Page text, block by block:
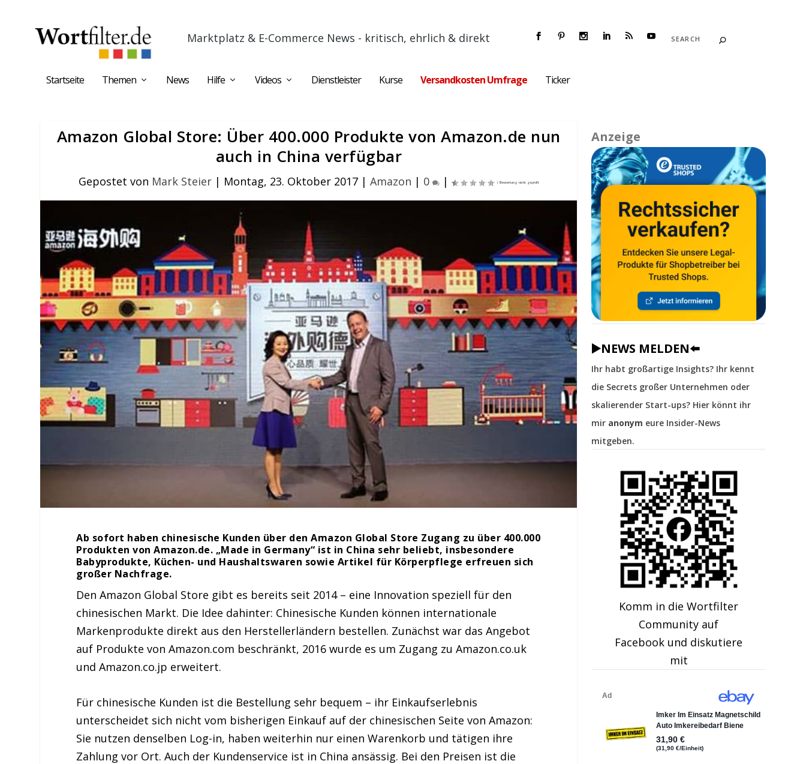
Marktplatz & E-Commerce News - kritisch, ehrlich & direkt
Startseite Themen News Hilfe Videos Dienstleister Kurse Versandkosten Umfrage Ticker
Amazon Global Store: Über 400.000 Produkte von Amazon.de nun
auch in China verfügbar
Gepostet von Mark Steier| Montag, 23. Oktober 2017| Amazon | 0 |
Ab sofort haben chinesische Kunden über den Amazon Global Store Zugang zu über 400.000
Produkten von Amazon.de. „Made in Germany“ ist in China sehr beliebt, insbesondere
Babyprodukte, Küchen- und Haushaltswaren sowie Artikel für Körperpflege erfreuen sich
großer Nachfrage.
Den Amazon Global Store gibt es bereits seit 2014 – eine Innovation speziell für den
chinesischen Markt. Die Idee dahinter: Chinesische Kunden können internationale
Markenprodukte direkt aus den Herstellerländern bestellen. Zunächst war das Angebot
auf Produkte von Amazon.com beschränkt, 2016 wurde es um Zugang zu Amazon.co.uk
und Amazon.co.jp erweitert.
Für chinesische Kunden ist die Bestellung sehr bequem – ihr Einkaufserlebnis
unterscheidet sich nicht vom bisherigen Einkauf auf der chinesischen Seite von Amazon:
Sie nutzen denselben Log-in, haben weiterhin nur einen Warenkorb und tätigen ihre
Zahlung vor Ort. Auch der Kundenservice ist in China ansässig. Bei den Preisen ist die
Anzeige
▶️NEWS MELDEN⬅️
Ihr habt großartige Insights? Ihr kennt
die Secrets großer Unternehmen oder
skalierender Start-ups? Hier könnt ihr
mir anonym eure Insider-News
mitgeben.
Komm in die Wortfilter
Community auf
Facebook und diskutiere
mit